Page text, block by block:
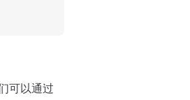
可以通过